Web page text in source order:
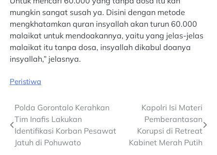
mungkin sangat susah ya. Disini dengan metode
mengkhatamkan quran insyallah akan turun 60.000
malaikat untuk mendoakannya, yaitu yang jelas-jelas
malaikat itu tanpa dosa, insyallah dikabul doanya
insyallah,” jelasnya.
Peristiwa
Post
navigation
Polda Gorontalo Kerahkan
Tim Inafis Lakukan
Identifikasi Korban Pesawat
Jatuh di Pohuwato
Kapolri Isi Materi
Pemberantasan
Korupsi di Retreat
Kabinet Merah Putih